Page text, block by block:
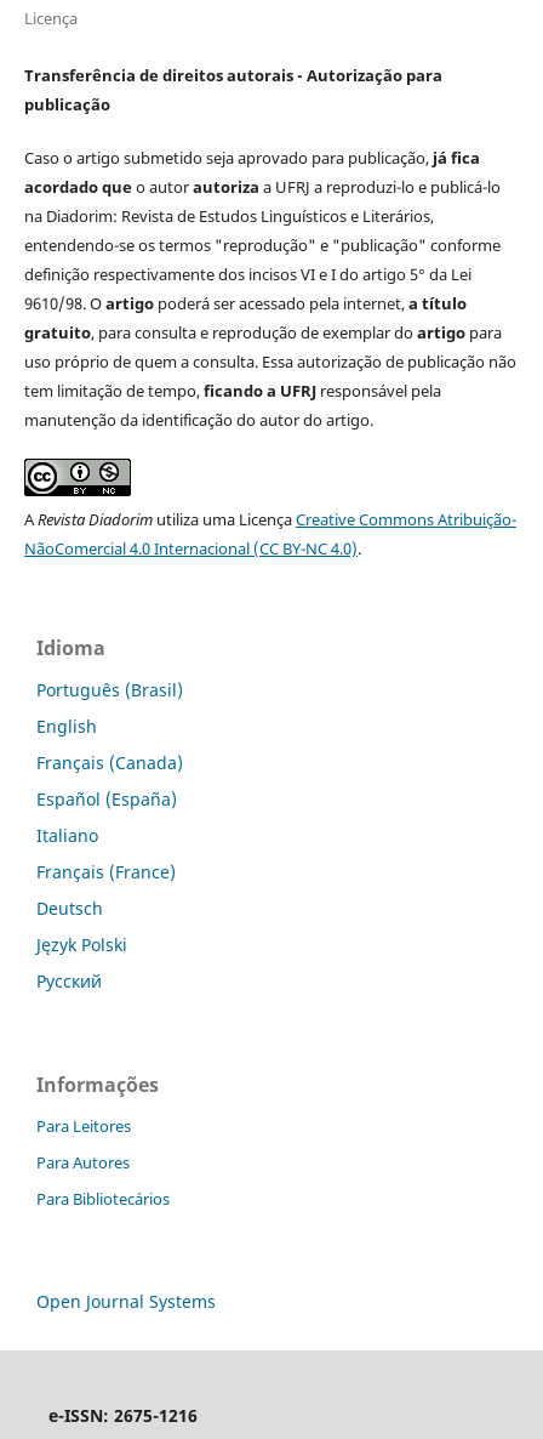
Licença
Transferência de direitos autorais - Autorização para
publicação
Caso o artigo submetido seja aprovado para publicação, já fica
acordado queo autorautoriza a UFRJ a reproduzi-lo e publicá-lo
na Diadorim: Revista de Estudos Linguísticos e Literários,
entendendo-se os termos "reprodução" e "publicação" conforme
definição respectivamente dos incisos VI e I do artigo 5° da Lei
9610/98. Oartigopoderá ser acessado pela internet,a título
gratuito, para consulta e reprodução de exemplar doartigopara
uso próprio de quem a consulta. Essa autorização de publicação não
tem limitação de tempo,ficando a UFRJresponsável pela
manutenção da identificação do autor do artigo.
ARevista Diadorimutiliza uma LicençaCreative Commons Atribuição-
NãoComercial 4.0 Internacional (CC BY-NC 4.0).
Idioma
Português (Brasil)
English
Français (Canada)
Español (España)
Italiano
Français (France)
Deutsch
Język Polski
Русский
Informações
Para Leitores
Para Autores
Para Bibliotecários
Open Journal Systems
e-ISSN: 2675-1216